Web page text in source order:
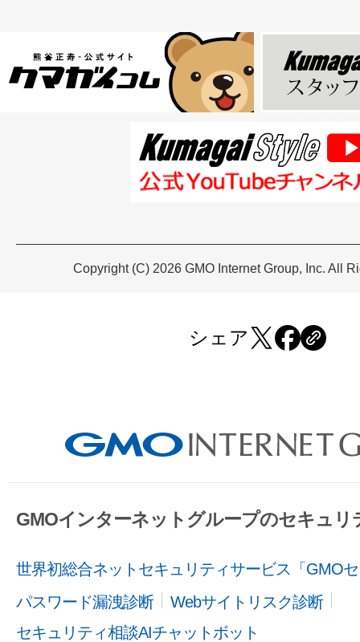
Copyright (C) 2026 GMO Internet Group, Inc. All
シェア
GMOインターネットグループのセキュリ
世界初総合ネットセキュリティサービス「GMO
パスワード漏洩診断
Webサイトリスク診断
セキュリティ相談AIチャットボット